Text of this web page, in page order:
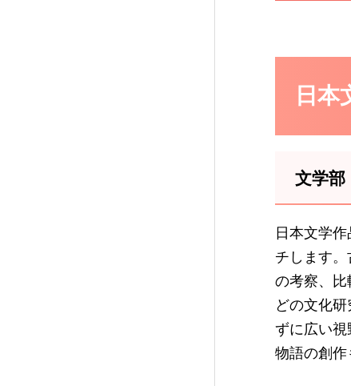
日本
文学部
日本文学
チします
の考察、
どの文化
ずに広い視
物語の創作